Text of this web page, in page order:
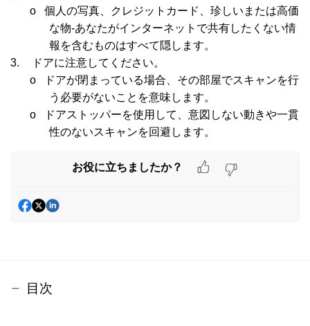
o
個人の写真、クレジットカード、珍しいまたは高価
な物-あなたがインターネットで共有したくない情
報を含むものはすべて隠します。
3.
ドアに注意してください。
o
ドアが閉まっている場合、その部屋でスキャンを行
う必要がないことを意味します。
o
ドアストッパーを使用して、意図しない動きや一貫
性のないスキャンを回避します。
お役に立ちましたか？
目次